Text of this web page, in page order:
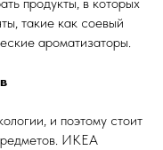
такие как соевый
ароматизаторы.
и поэтому стоит
ИКЕА